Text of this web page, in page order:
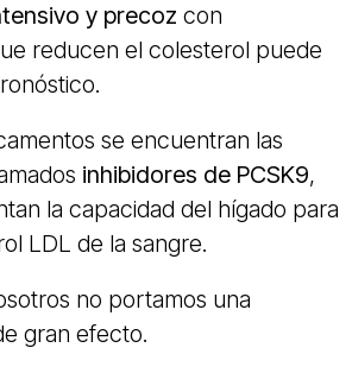
y precoz con
reducen el colesterol puede
se encuentran las
inhibidores de PCSK9,
la capacidad del hígado para
LDL de la sangre.
no portamos una
gran efecto.